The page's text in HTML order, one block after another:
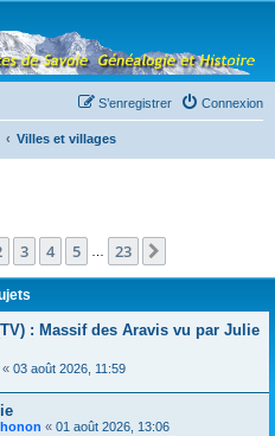
Connexion
S’enregistrer
Villes et villages
23
3 4 5 23
: Massif des Aravis vu par Julie
« 03 août 2026, 11:59
« 01 août 2026, 13:06